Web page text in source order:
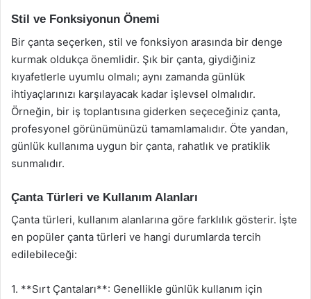
Stil ve Fonksiyonun Önemi
Bir çanta seçerken, stil ve fonksiyon arasında bir denge
kurmak oldukça önemlidir. Şık bir çanta, giydiğiniz
kıyafetlerle uyumlu olmalı; aynı zamanda günlük
ihtiyaçlarınızı karşılayacak kadar işlevsel olmalıdır.
Örneğin, bir iş toplantısına giderken seçeceğiniz çanta,
profesyonel görünümünüzü tamamlamalıdır. Öte yandan,
günlük kullanıma uygun bir çanta, rahatlık ve pratiklik
sunmalıdır.
Çanta Türleri ve Kullanım Alanları
Çanta türleri, kullanım alanlarına göre farklılık gösterir. İşte
en popüler çanta türleri ve hangi durumlarda tercih
edilebileceği:
1. **Sırt Çantaları**: Genellikle günlük kullanım için